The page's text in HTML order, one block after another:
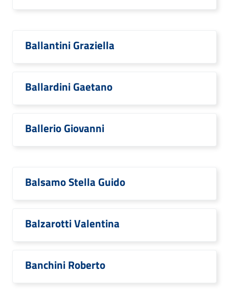
Ballantini Graziella
Ballardini Gaetano
Ballerio Giovanni
Balsamo Stella Guido
Balzarotti Valentina
Banchini Roberto